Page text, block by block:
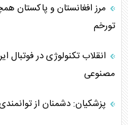
مرز افغانستان و پاکستان
تورخم
انقلاب تکنولوژی در فوتبال
مصنوعی
پزشکیان: دشمنان از